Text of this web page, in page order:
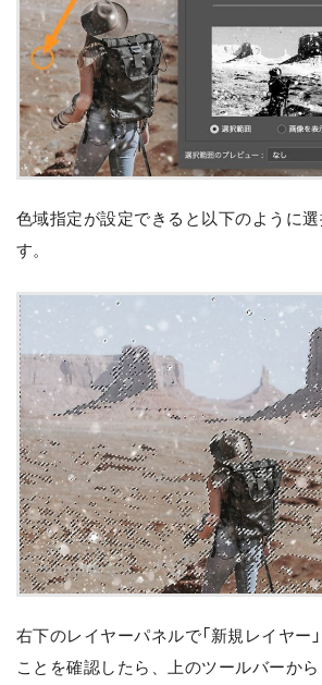
色域指定が設定できると以下のように
す。
右下のレイヤーパネルで「新規レイヤー
ことを確認したら、上のツールバーから